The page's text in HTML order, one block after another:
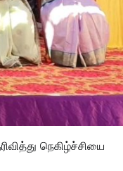
நெகிழ்ச்சியை